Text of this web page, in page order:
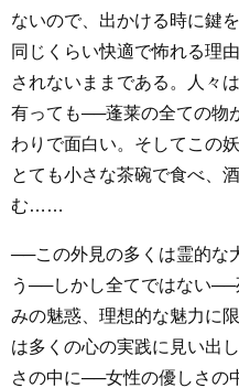
ないので、出かける時に鍵
同じくらい快適で怖れる理
されないままである。人々
有っても──蓬莱の全ての物
わりで面白い。そしてこの
とても小さな茶碗で食べ、
む……
──この外見の多くは霊的な
う──しかし全てではない
みの魅惑、理想的な魅力に
は多くの心の実践に見い出
さの中に──女性の優しさ